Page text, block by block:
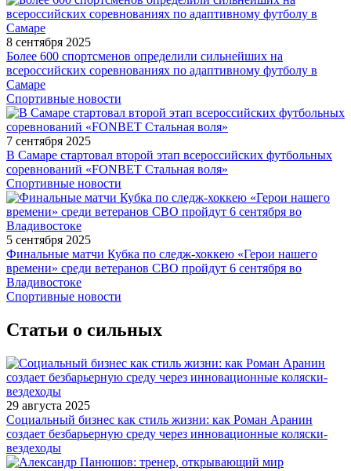
8 сентября 2025
Более 600 спортсменов определили сильнейших на
всероссийских соревнованиях по адаптивному футболу в
Самаре
Спортивные новости
7 сентября 2025
В Самаре стартовал второй этап всероссийских футбольных
соревнований «FONBET Стальная воля»
Спортивные новости
5 сентября 2025
Финальные матчи Кубка по следж-хоккею «Герои нашего
времени» среди ветеранов СВО пройдут 6 сентября во
Владивостоке
Спортивные новости
Статьи о сильных
29 августа 2025
Социальный бизнес как стиль жизни: как Роман Аранин
создает безбарьерную среду через инновационные коляски-
вездеходы